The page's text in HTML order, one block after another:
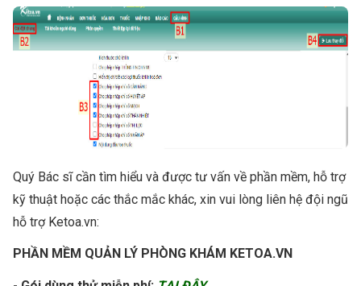
Quý Bác sĩ cần tìm hiểu và được tư vấn về phần mềm, hỗ trợ
kỹ thuật hoặc các thắc mắc khác, xin vui lòng liên hệ đội ngũ
hỗ trợ Ketoa.vn:
PHẦN MỀM QUẢN LÝ PHÒNG KHÁM KETOA.VN